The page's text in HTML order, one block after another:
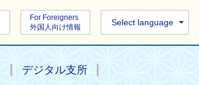
For Foreigners
外国人向け情報
Select language
デジタル支所